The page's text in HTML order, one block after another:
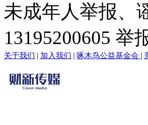
未成年人举报、
13195200605 举
关于我们 | 加入我们 | 啄木鸟公益基金会 |